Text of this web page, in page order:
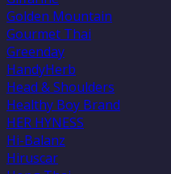
Golden Mountain
Gourmet Thai
Greenday
HandyHerb
Head & Shoulders
Healthy Boy Brand
HER HYNESS
Hi-Balanz
Hiruscar